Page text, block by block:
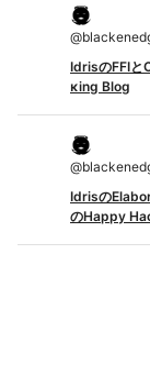
@
IdrisのFFI
κing Blog
@
Idrisの
のHappy